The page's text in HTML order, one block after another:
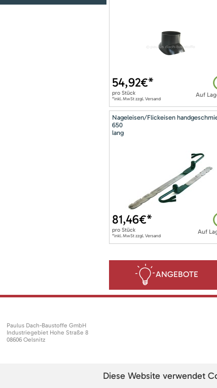
Auf
54,92€*
pro Stück
*inkl. MwSt zzgl. Versand
Nageleisen/Flickeisen
650
lang
Auf
81,46€*
pro Stück
*inkl. MwSt zzgl. Versand
ANGEBOTE
Paulus Dach-Baustoffe GmbH
Industriegebiet Hohe Straße 8
08606 Oelsnitz
Diese Website verwendet